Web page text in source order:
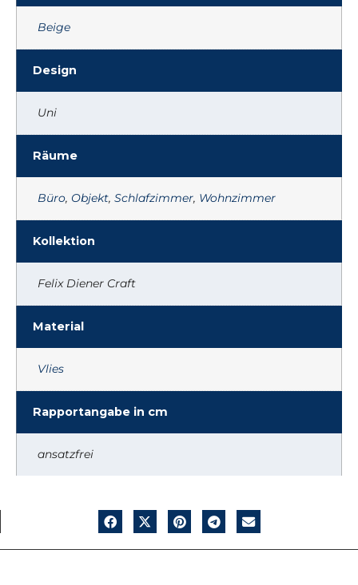
Beige
Design
Uni
Räume
Büro, Objekt, Schlafzimmer, Wohnzimmer
Kollektion
Felix Diener Craft
Material
Vlies
Rapportangabe in cm
ansatzfrei